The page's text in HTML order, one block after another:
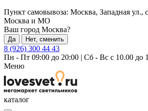
Пункт самовывоза: Москва, Западная ул.,
Москва и МО
Ваш город Москва?
Да Нет, сменить
8 (926) 300 44 43
Пн - Пт 09:00 до 20:00 | Сб - Вс с 10.00 до
Меню
каталог